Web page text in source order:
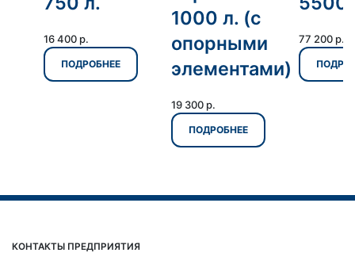
16 400 р.
ПОДРОБНЕЕ
1000 л. (с
опорными
элементами)
19 300 р.
ПОДРОБНЕЕ
77 200 р.
КОНТАКТЫ ПРЕДПРИЯТИЯ